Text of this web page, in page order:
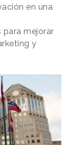
en una
para mejorar
y